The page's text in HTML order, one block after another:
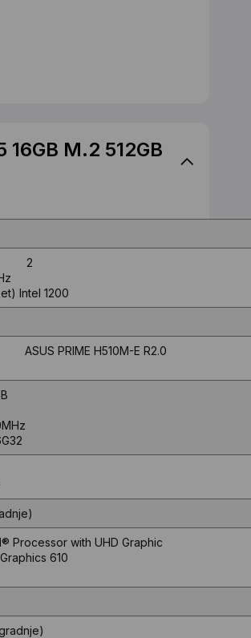
M.2 512GB
2
Intel 1200
PRIME H510M-E R2.0
Processor with UHD Graphic
610